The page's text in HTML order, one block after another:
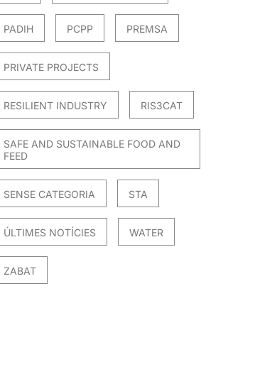
PADIH PCPP PREMSA
PRIVATE PROJECTS
RESILIENT INDUSTRY RIS3CAT
SAFE AND SUSTAINABLE FOOD AND
FEED
SENSE CATEGORIA STA
ÚLTIMES NOTÍCIES WATER
ZABAT